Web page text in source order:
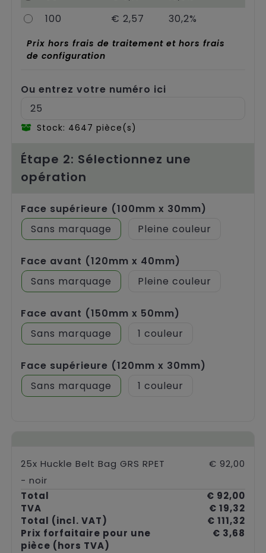
100
€ 2,57 30,2%
Ou entrez votre numéro ici
Stock: 4647 pièce(s)
Prix hors frais de traitement et hors frais
de configuration
Étape 2: Sélectionnez une
opération
Face supérieure (100mm x 30mm)
Sans marquage
Pleine couleur
Face avant (120mm x 40mm)
Sans marquage
Pleine couleur
Face avant (150mm x 50mm)
Sans marquage
1
Face supérieure (120mm x 30mm)
Sans marquage
1
25x Huckle Belt Bag GRS RPET
- noir
€ 92,00
Total
€ 92,00
TVA
€ 19,32
Total (incl. VAT)
€ 111,32
Prix forfaitaire pour une
pièce (hors TVA)
€ 3,68